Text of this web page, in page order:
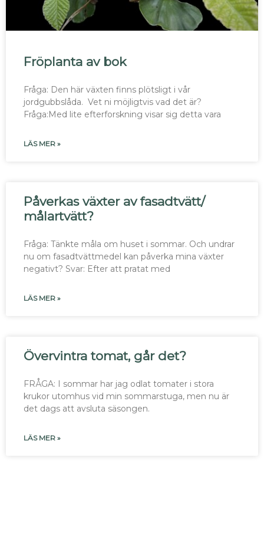
Fröplanta av bok
Fråga: Den här växten finns plötsligt i vår
jordgubbslåda. Vet ni möjligtvis vad det är?
Fråga:Med lite efterforskning visar sig detta vara
LÄS MER »
Påverkas växter av fasadtvätt/
målartvätt?
Fråga: Tänkte måla om huset i sommar. Och undrar
nu om fasadtvättmedel kan påverka mina växter
negativt? Svar: Efter att pratat med
LÄS MER »
Övervintra tomat, går det?
FRÅGA: I sommar har jag odlat tomater i stora
krukor utomhus vid min sommarstuga, men nu är
det dags att avsluta säsongen.
LÄS MER »